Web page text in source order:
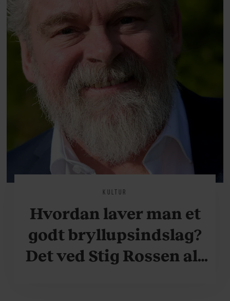
KULTUR
Hvordan laver man et
godt bryllupsindslag?
Det ved Stig Rossen alt